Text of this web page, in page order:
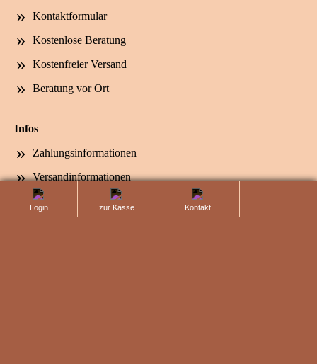
Kontaktformular
Kostenlose Beratung
Kostenfreier Versand
Beratung vor Ort
Infos
Zahlungsinformationen
Versandinformationen
Dein Konto
Login zur Kasse Kontaktanfrage